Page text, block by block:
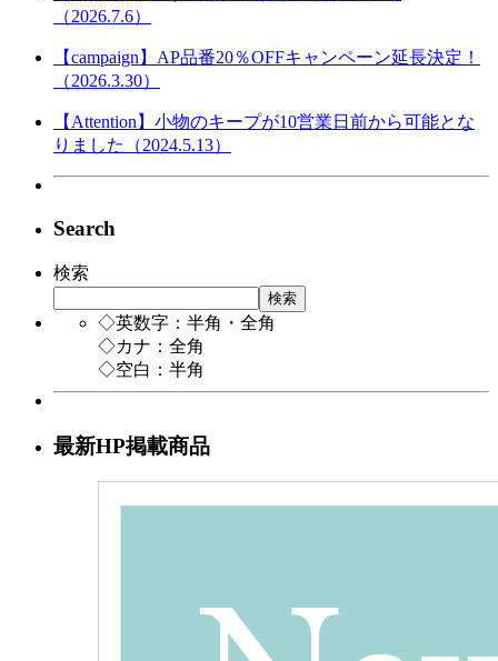
（2026.7.6）
【campaign】AP品番20％OFFキャンペーン延長決定！
（2026.3.30）
【Attention】小物のキープが10営業日前から可能とな
りました（2024.5.13）
Search
検索
検索
◇英数字：半角・全角
◇カナ：全角
◇空白：半角
最新HP掲載商品